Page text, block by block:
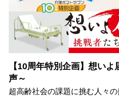
【10周年特別企画】想い
声～
超高齢社会の課題に挑む人々